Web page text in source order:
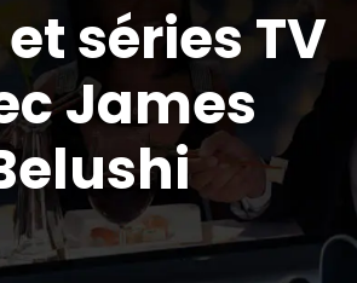
séries TV
James